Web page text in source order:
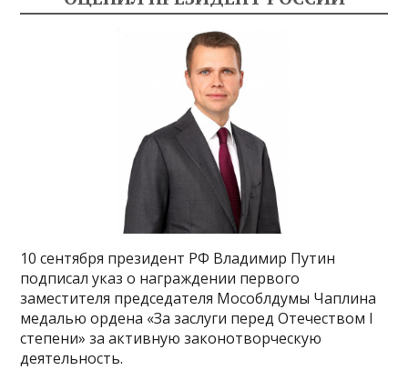
10 сентября президент РФ Владимир Путин
подписал указ о награждении первого
заместителя председателя Мособлдумы Чаплина
медалью ордена «За заслуги перед Отечеством I
степени» за активную законотворческую
деятельность.